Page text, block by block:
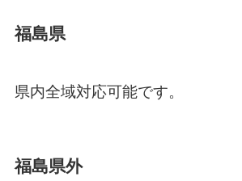
福島県
県内全域対応可能です。
福島県外